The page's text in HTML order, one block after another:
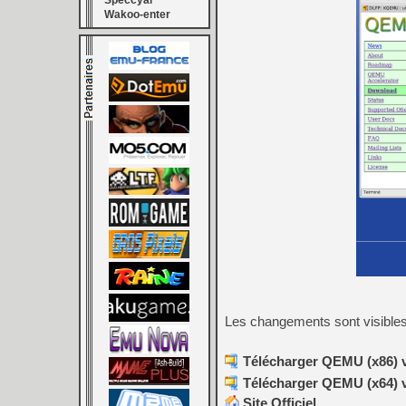
Wakoo-enter
Les changements sont visibles
Télécharger QEMU (x86)
Télécharger QEMU (x64)
Site Officiel